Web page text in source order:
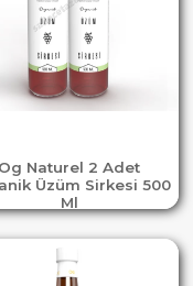
Og Naturel 2 Adet
Üzüm Sirkesi 500
Ml